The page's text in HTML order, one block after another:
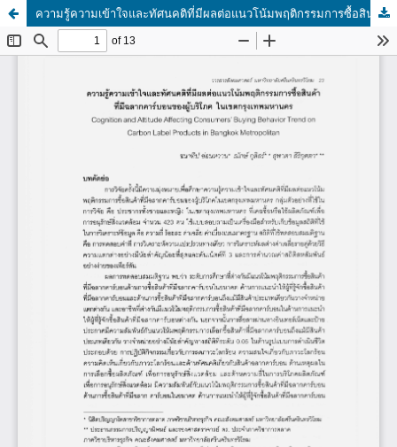
ความรู้ความเข้าใจและทัศนคติที่มีผลต่อแนวโน้มพฤติกรรมการซื้อสินค้าที่มีฉลากคาร์บอนของผู้บริโภค